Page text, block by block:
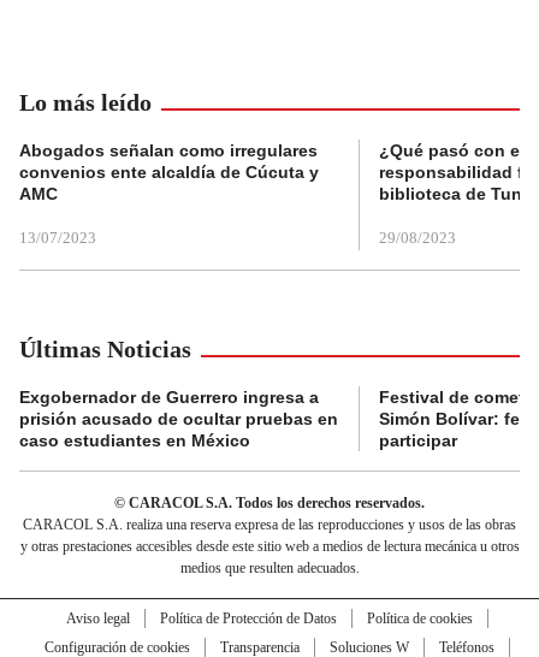
Lo más leído
Abogados señalan como irregulares
convenios ente alcaldía de Cúcuta y
AMC
13/07/2023
¿Qué pasó con el
responsabilidad
biblioteca de
29/08/2023
Últimas Noticias
Exgobernador de Guerrero ingresa a
prisión acusado de ocultar pruebas en
caso estudiantes en México
Festival de
Simón Bolívar:
participar
© CARACOL S.A. Todos los derechos reservados.
CARACOL S.A. realiza una reserva expresa de las reproducciones y usos de las obras
y otras prestaciones accesibles desde este sitio web a medios de lectura mecánica u otros
medios que resulten adecuados.
Aviso legal Política de Protección de Datos
Política de cookies
Configuración de cookies
Transparencia Soluciones W
Teléfonos